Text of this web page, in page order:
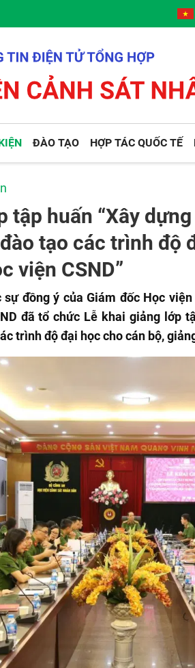
ĐÀO TẠO HỢP TÁC QUỐC TẾ
tập huấn “Xây
tạo các trình độ
viện CSND”
sự đồng ý của Giám đốc Học
đã tổ chức Lễ khai giảng lớp
trình độ đại học cho cán bộ,